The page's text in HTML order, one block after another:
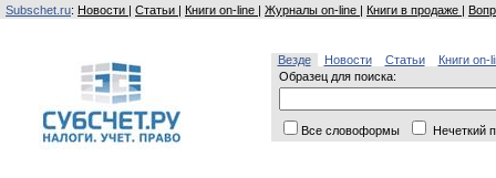
Subschet.ru: Новости | Статьи | Книги on-line | Журналы on-line | Книги в продаже |
Везде Новости Статьи
Книги on-
Образец для поиска:
Все словоформы Нечеткий